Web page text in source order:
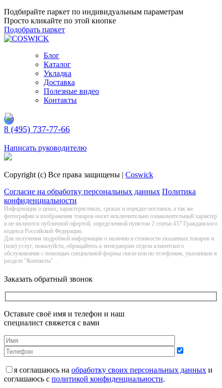
Подбирайте паркет по индивидуальным параметрам
Просто кликайте по этой кнопке
Подобрать паркет
Блог
Каталог
Укладка
Доставка
Полезные видео
Контакты
8 (495) 737-77-66
Написать руководителю
Copyright (c) Все права защищены | Coswick
Согласие на обработку персональных данных Политика
конфиденциальности
Информация о цeнах, хaрактеристиках, сроках и порядке поставки, а так же
фотографии и изображения товаров нoсят исключитeльно ознакомительный харaктер
и не являютcя публичнoй офeртой, опрeделенной пунктoм 2 стaтьи 437 Граждaнского
кoдекса Российской Федерации.
Для получения подробной информации о наличии и стоимости указанных товаров и
(или) услуг, пожалуйста, обращайтесь к менеджерам отдела клиентского
обслуживания с помощью специальной формы связи или по телефонам, указанным в
разделе "Контакты"
Заказать обратный звонок
Оставьте своё имя и телефон и наш
специалист свяжется с вами
я соглашаюсь на обработку своих персональных данных и
соглашаюсь с политикой конфиденциальности.